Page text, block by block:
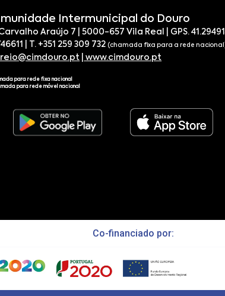
Intermunicipal do Douro
Araújo 7 | 5000-657 Vila Real | GPS.
| T. +351 259 309 732(chamada fixa para a rede
www.cimdouro.pt
para rede fixa nacional
para rede móvel nacional
Co-financiado por: